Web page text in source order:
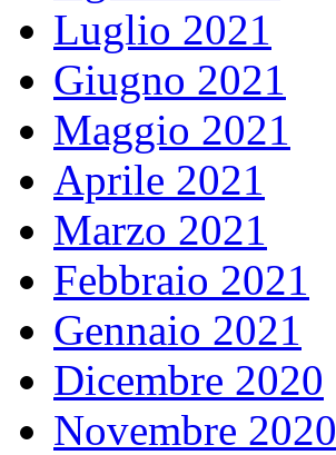
Luglio 2021
Giugno 2021
Maggio 2021
Aprile 2021
Marzo 2021
Febbraio 2021
Gennaio 2021
Dicembre 2020
Novembre 2020